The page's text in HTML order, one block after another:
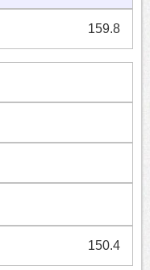
159.8
150.4